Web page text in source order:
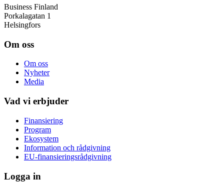
Business Finland
Porkalagatan 1
Helsingfors
Om oss
Om oss
Nyheter
Media
Vad vi erbjuder
Finansiering
Program
Ekosystem
Information och rådgivning
EU-finansieringsrådgivning
Logga in